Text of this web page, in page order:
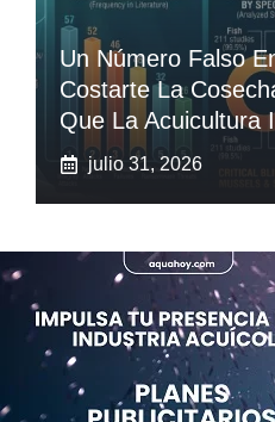
Un Número Falso
Costarte La
Que La Acuicultura
julio 31, 2026